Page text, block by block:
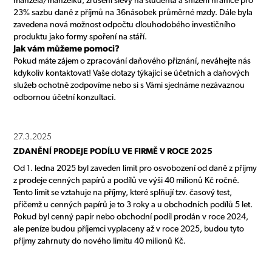
23% sazbu daně z příjmů na 36násobek průměrné mzdy. Dále byla
zavedena nová možnost odpočtu dlouhodobého investičního
produktu jako formy spoření na stáří.
Jak vám můžeme pomoci?
Pokud máte zájem o zpracování daňového přiznání, neváhejte nás
kdykoliv kontaktovat! Vaše dotazy týkající se účetních a daňových
služeb ochotně zodpovíme nebo si s Vámi sjednáme nezávaznou
odbornou účetní konzultaci.
27.3.2025
ZDANĚNÍ PRODEJE PODÍLU VE FIRMĚ V ROCE 2025
Od 1. ledna 2025 byl zaveden limit pro osvobození od daně z příjmy
z prodeje cenných papírů a podílů ve výši 40 milionů Kč ročně.
Tento limit se vztahuje na příjmy, které splňují tzv. časový test,
přičemž u cenných papírů je to 3 roky a u obchodních podílů 5 let.
Pokud byl cenný papír nebo obchodní podíl prodán v roce 2024,
ale peníze budou příjemci vyplaceny až v roce 2025, budou tyto
příjmy zahrnuty do nového limitu 40 milionů Kč.